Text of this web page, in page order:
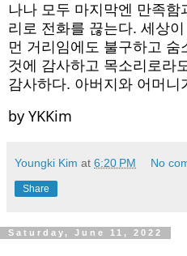
나나 모두 마지막엔 만족
리로 전화를 끊는다. 세상
먼 거리임에도 불구하고
것에 감사하고 목소리로라
감사하다. 아버지와 어머니
by YKKim
Youngki Kim at 6:20 PM No
Share
Saturday, June 11, 2022